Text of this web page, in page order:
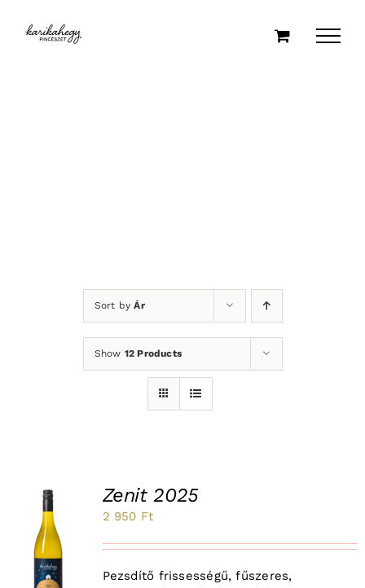
Sort byÁr
Show 12 Products
Zenit 2025
2 950 Ft
Pezsdítő frissességű, fűszeres,